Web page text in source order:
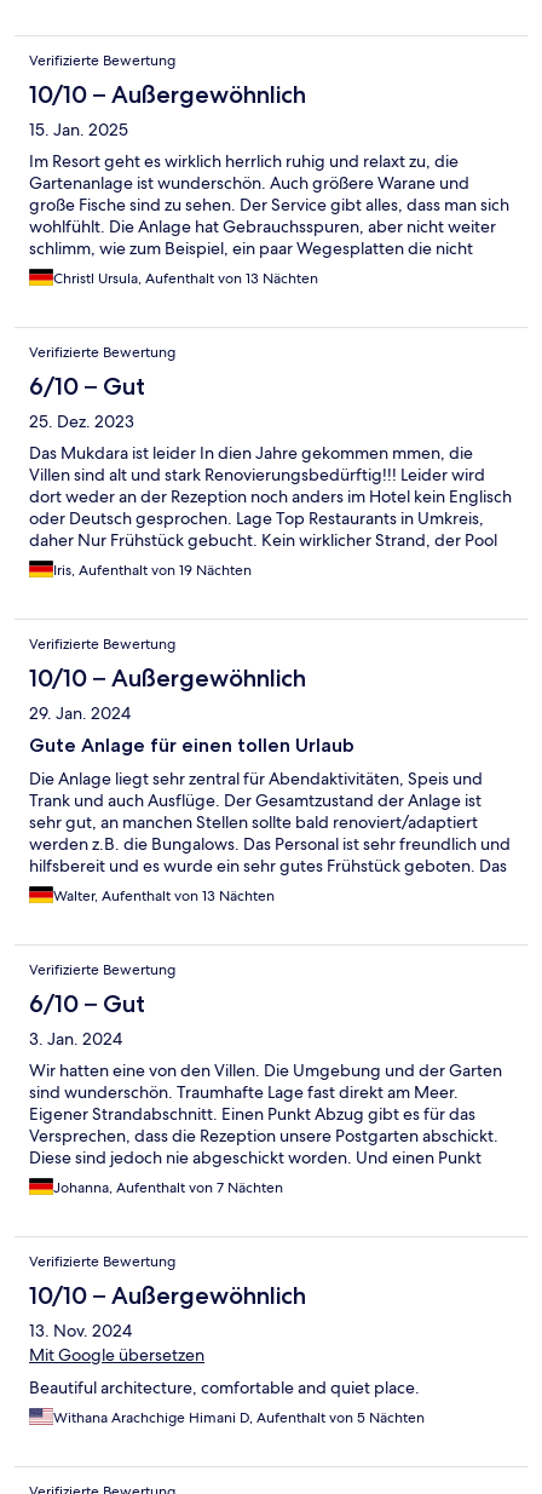
Verifizierte Bewertung
10/10 – Außergewöhnlich
15. Jan. 2025
Im Resort geht es wirklich herrlich ruhig und relaxt zu, die
Gartenanlage ist wunderschön. Auch größere Warane und
große Fische sind zu sehen. Der Service gibt alles, dass man sich
wohlfühlt. Die Anlage hat Gebrauchsspuren, aber nicht weiter
schlimm, wie zum Beispiel, ein paar Wegesplatten die nicht
akkurat liegen oder abgeplatzte Farbe. Der Tennisplatz ist etwas
alt und im Fitnessraum sind die Gräte abgenützt...aber
feine Sandstrand, die ganz besonderen Villen, das nette
Personal....als Gesamtpaket tipptopp.
Christl Ursula, Aufenthalt von 13 Nächten
Verifizierte Bewertung
6/10 – Gut
25. Dez. 2023
Das Mukdara ist leider In dien Jahre gekommen mmen, die
Villen sind alt und stark Renovierungsbedürftig!!! Leider wird
dort weder an der Rezeption noch anders im Hotel kein Englisch
oder Deutsch gesprochen. Lage Top Restaurants in Umkreis,
daher Nur Frühstück gebucht. Kein wirklicher Strand, der Pool
auch Renovierungsbedürftig......echt Schade. Wir kommen
noch cht nochmal wieder!!
Iris, Aufenthalt von 19 Nächten
Verifizierte Bewertung
10/10 – Außergewöhnlich
29. Jan. 2024
Gute Anlage für einen tollen Urlaub
Die Anlage liegt sehr zentral für Abendaktivitäten, Speis und
Trank und auch Ausflüge. Der Gesamtzustand der Anlage ist
sehr gut, an manchen Stellen sollte bald renoviert/adaptiert
werden z.B. die Bungalows. Das Personal ist sehr freundlich und
hilfsbereit und es wurde ein sehr gutes Frühstück geboten. Das
Preis/Leistungsverhältnis finde ich sehr gut. Der Strand ist sauer
und das Wasser rein. Die Sonnenschrime beim Strand könnten
zu den Nachbarn ist. Der einzige Mangel, den die Anlage aber
selber nicht beheben kann, ist die Lage an einer Straße die zum
Meer führt, an der Bars und Restaurants liegen. Zeitweise gab
es dadurch bis 01:00 etwas Lärm z.B. die Motorräder und tiefen
Musikbass.
Walter, Aufenthalt von 13 Nächten
Verifizierte Bewertung
6/10 – Gut
3. Jan. 2024
Wir hatten eine von den Villen. Die Umgebung und der Garten
sind wunderschön. Traumhafte Lage fast direkt am Meer.
Eigener Strandabschnitt. Einen Punkt Abzug gibt es für das
Versprechen, dass die Rezeption unsere Postgarten abschickt.
Diese sind jedoch nie abgeschickt worden. Und einen Punkt
Abzug für die Sauberkeit der Zimmer. Der Föhn ist mir beim
abnehmen auch fast mit Halterung entgegengekommen. Das
Hotelzimmer nach Check out duschen und Zeit verbringen.
Johanna, Aufenthalt von 7 Nächten
Verifizierte Bewertung
10/10 – Außergewöhnlich
13. Nov. 2024
Mit Google übersetzen
Beautiful architecture, comfortable and quiet place.
Withana Arachchige Himani D, Aufenthalt von 5 Nächten